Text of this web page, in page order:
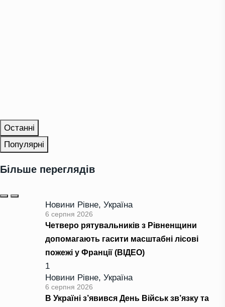
Останні
Популярні
Більше переглядів
Новини Рівне, Україна
6 серпня 2026
Четверо рятувальників з Рівненщини
допомагають гасити масштабні лісові
пожежі у Франції (ВІДЕО)
1
Новини Рівне, Україна
6 серпня 2026
В Україні з’явився День Військ зв’язку та